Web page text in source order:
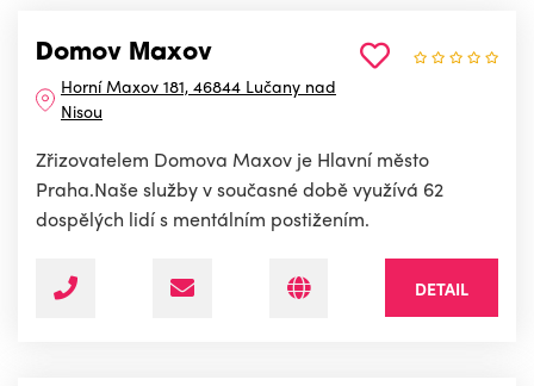
Domov Maxov
Horní Maxov 181, 46844 Lučany nad
Nisou
Zřizovatelem Domova Maxov je Hlavní město
Praha.Naše služby v současné době využívá 62
dospělých lidí s mentálním postižením.
DETAIL